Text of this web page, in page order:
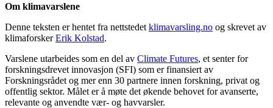
Om klimavarslene
Denne teksten er hentet fra nettstedet klimavarsling.no og skrevet av
klimaforskerErik Kolstad.
Varslene utarbeides som en del av Climate Futures, et senter for
forskningsdrevet innovasjon (SFI) som er finansiert av
Forskningsrådet og mer enn 30 partnere innen forskning, privat og
offentlig sektor. Målet er å møte det økende behovet for avanserte,
relevante og anvendte vær- og havvarsler.